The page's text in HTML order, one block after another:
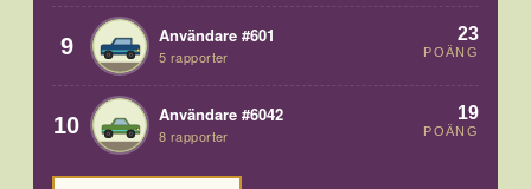
9 Användare #601
5 rapporter
23
POÄNG
10 Användare #6042
8 rapporter
19
POÄNG